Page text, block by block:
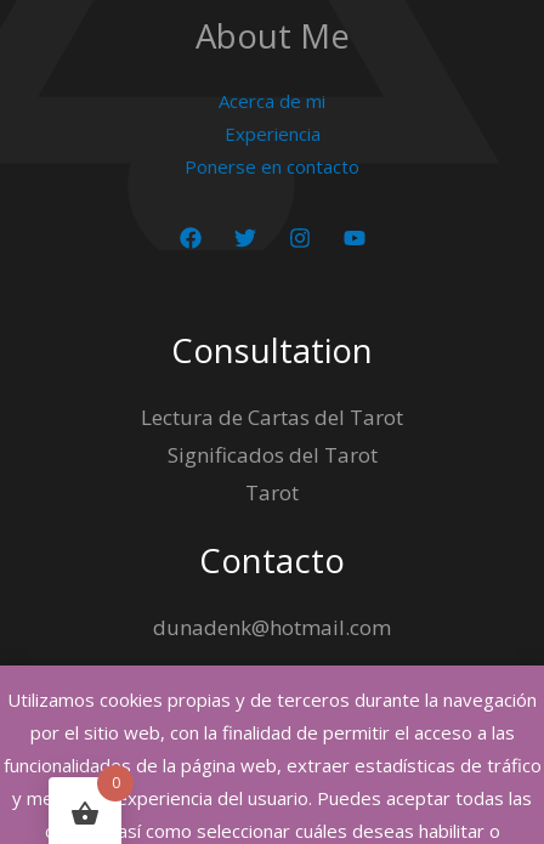
Utilizamos cookies propias y de terceros durante la navegación
por el sitio web, con la finalidad de permitir el acceso a las
funcionalidades de la página web, extraer estadísticas de tráfico
y mejorar la experiencia del usuario. Puedes aceptar todas las
cookies, así como seleccionar cuáles deseas habilitar o
About Me
Acerca de mi
Experiencia
Ponerse en contacto
Consultation
Lectura de Cartas del Tarot
Significados del Tarot
Tarot
Contacto
dunadenk@hotmail.com
Copyright © 2026 Cristina Encanto, Tarot y Hechizos
0